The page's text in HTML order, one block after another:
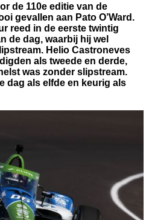
de 110e editie van de
gevallen aan Pato O’Ward.
reed in de eerste twintig
de dag, waarbij hij wel
Helio Castroneves
als tweede en derde,
was zonder slipstream.
dag als elfde en keurig als